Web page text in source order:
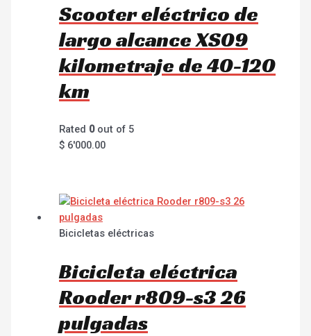
Scooter eléctrico de
largo alcance XS09
kilometraje de 40-120
km
Rated 0out of 5
$ 6'000.00
Bicicletas eléctricas
Bicicleta eléctrica
Rooder r809-s3 26
pulgadas